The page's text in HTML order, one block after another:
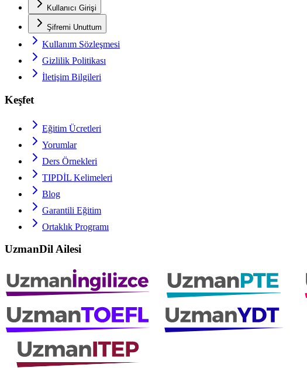
Kullanıcı Girişi
Şifremi Unuttum
Kullanım Sözleşmesi
Gizlilik Politikası
İletişim Bilgileri
Keşfet
Eğitim Ücretleri
Yorumlar
Ders Örnekleri
TIPDİL Kelimeleri
Blog
Garantili Eğitim
Ortaklık Programı
UzmanDil Ailesi